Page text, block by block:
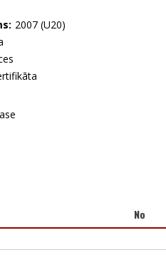
2007 (U20)
No